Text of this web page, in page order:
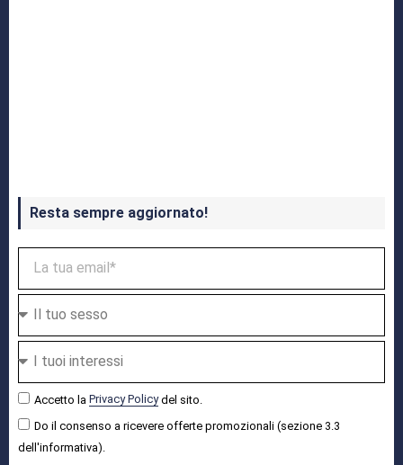
Resta sempre aggiornato!
Accetto la Privacy Policydel sito.
Do il consenso a ricevere offerte promozionali (sezione 3.3
dell'informativa).